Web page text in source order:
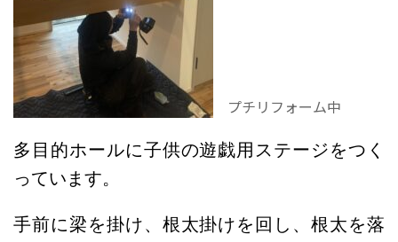
プチリフォーム中
多目的ホールに子供の遊戯用ステージをつく
っています。
手前に梁を掛け、根太掛けを回し、根太を落